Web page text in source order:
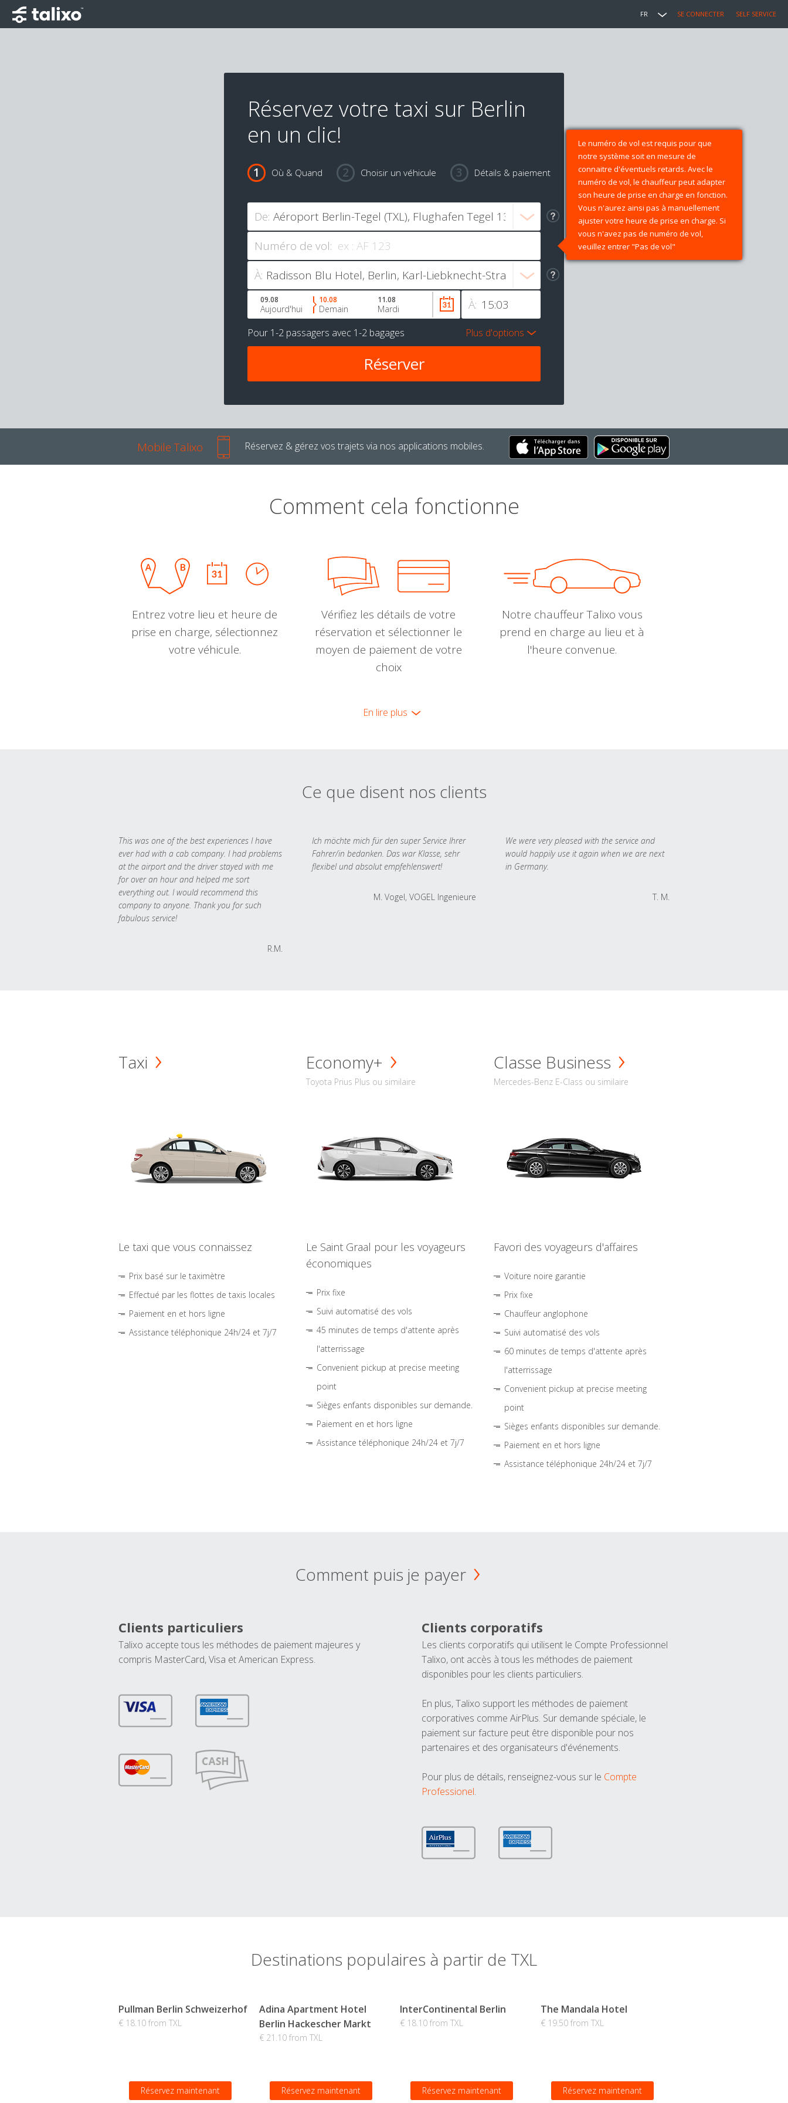
FR SE CONNECTER SELF SERVICE
Réservez votre taxi sur Berlin
en un clic!
Où & Quand Choisir un véhicule Détails & paiement
De:
Numéro de vol:
Le numéro de vol est requis pour que
notre système soit en mesure de
connaitre d'éventuels retards. Avec le
numéro de vol, le chauffeur peut adapter
son heure de prise en charge en fonction.
Vous n'aurez ainsi pas à manuellement
ajuster votre heure de prise en charge. Si
vous n'avez pas de numéro de vol,
veuillez entrer "Pas de vol"
À:
À:
09.08
Aujourd'hui
10.08
Demain
11.08
Mardi
Pour 1-2 passagers avec 1-2 bagages Plus d'options
Mobile Talixo Réservez & gérez vos trajets via nos applications mobiles.
Comment cela fonctionne
Entrez votre lieu et heure de
prise en charge, sélectionnez
votre véhicule.
Vérifiez les détails de votre
réservation et sélectionner le
moyen de paiement de votre
choix
Notre chauffeur Talixo vous
prend en charge au lieu et à
l'heure convenue.
En lire plus
Ce que disent nos clients
This was one of the best experiences I have
ever had with a cab company. I had problems
at the airport and the driver stayed with me
for over an hour and helped me sort
everything out. I would recommend this
company to anyone. Thank you for such
fabulous service!
R.M.
Ich möchte mich für den super Service Ihrer
Fahrer/in bedanken. Das war Klasse, sehr
flexibel und absolut empfehlenswert!
M. Vogel, VOGEL Ingenieure
We were very pleased with the service and
would happily use it again when we are next
in Germany.
T. M.
Taxi
Le taxi que vous connaissez
Prix basé sur le taximètre
Effectué par les flottes de taxis locales
Paiement en et hors ligne
Assistance téléphonique 24h/24 et 7j/7
Economy+
Toyota Prius Plus ou similaire
Le Saint Graal pour les voyageurs
économiques
Prix fixe
Suivi automatisé des vols
45 minutes de temps d'attente après
l'atterrissage
Convenient pickup at precise meeting
point
Sièges enfants disponibles sur demande.
Paiement en et hors ligne
Assistance téléphonique 24h/24 et 7j/7
Classe Business
Mercedes-Benz E-Class ou similaire
Favori des voyageurs d'affaires
Voiture noire garantie
Prix fixe
Chauffeur anglophone
Suivi automatisé des vols
60 minutes de temps d'attente après
l'atterrissage
Convenient pickup at precise meeting
point
Sièges enfants disponibles sur demande.
Paiement en et hors ligne
Assistance téléphonique 24h/24 et 7j/7
Comment puis je payer
Clients particuliers
Talixo accepte tous les méthodes de paiement majeures y
compris MasterCard, Visa et American Express.
Clients corporatifs
Les clients corporatifs qui utilisent le Compte Professionnel
Talixo, ont accès à tous les méthodes de paiement
disponibles pour les clients particuliers.
En plus, Talixo support les méthodes de paiement
corporatives comme AirPlus. Sur demande spéciale, le
paiement sur facture peut être disponible pour nos
partenaires et des organisateurs d'événements.
Pour plus de détails, renseignez-vous sur le Compte
Professionel.
Destinations populaires à partir de TXL
Pullman Berlin Schweizerhof
€ 18.10 from TXL
Réservez maintenant
Adina Apartment Hotel
Berlin Hackescher Markt
€ 21.10 from TXL
Réservez maintenant
InterContinental Berlin
€ 18.10 from TXL
Réservez maintenant
The Mandala Hotel
€ 19.50 from TXL
Réservez maintenant